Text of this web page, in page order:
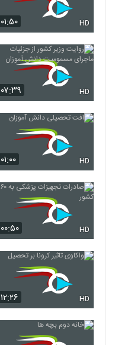
۰۱:۵۰ HD
۰۷:۳۹ HD
۰۱:۰۰ HD
۰۰:۵۰ HD
۱۲:۲۶ HD